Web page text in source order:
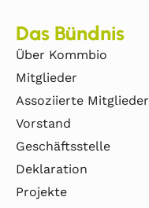
Das Bündnis
Über Kommbio
Mitglieder
Assoziierte Mitglieder
Vorstand
Geschäftsstelle
Deklaration
Projekte